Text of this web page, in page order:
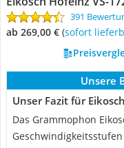
391
ab 269,00 € ( Sofort
Unsere
Unser Fazit für
Das Grammophon